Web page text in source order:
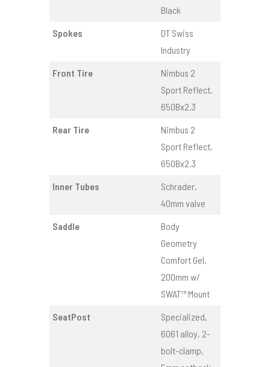
Black
Spokes
DT Swiss
Industry
Front Tire
Nimbus 2
Sport Reflect,
650Bx2.3
Rear Tire
Nimbus 2
Sport Reflect,
650Bx2.3
Inner Tubes
Schrader,
40mm valve
Saddle
Body
Geometry
Comfort Gel,
200mm w/
SWAT™ Mount
SeatPost
Specialized,
6061 alloy, 2-
bolt-clamp,